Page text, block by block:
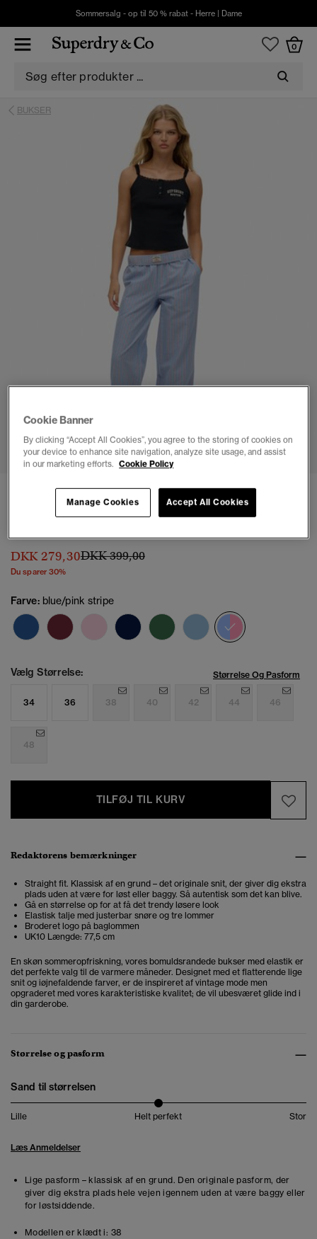
Sommersalg - op til 50 % rabat - Herre| Dame
0
BUKSER
3 5 6
Økologiske bomuldsrandede bukser med
DKK 279,30Pris nedsat fra
DKK 399,00til
Du sparer 30%
Farve: blue/pink stripe
Vælg Størrelse: Størrelse Og Pasform
34 36 38 40 42 44 46
48
TILFØJ TIL KURV
Redaktørens bemærkninger
Straight fit. Klassisk af en grund – det originale snit, der giver dig ekstra
plads uden at være for løst eller baggy. Så autentisk som det kan blive.
Gå en størrelse op for at få det trendy løsere look
Elastisk talje med justerbar snøre og tre lommer
Broderet logo på baglommen
UK10 Længde: 77,5 cm
En skøn sommeropfriskning, vores bomuldsrandede bukser med elastik er
det perfekte valg til de varmere måneder. Designet med et flatterende lige
snit og iøjnefaldende farver, er de inspireret af vintage mode men
opgraderet med vores karakteristiske kvalitet; de vil ubesværet glide ind i
din garderobe.
Størrelse og pasform
Sand til størrelsen
Lille Helt perfekt Stor
Læs Anmeldelser
Lige pasform – klassisk af en grund. Den originale pasform, der
giver dig ekstra plads hele vejen igennem uden at være baggy eller
for løstsiddende.
Modellen er klædt i: 38
Cookie Banner
By clicking “Accept All Cookies”, you agree to the storing of cookies on
your device to enhance site navigation, analyze site usage, and assist
in our marketing efforts. Cookie Policy
Accept All Cookies
Manage Cookies